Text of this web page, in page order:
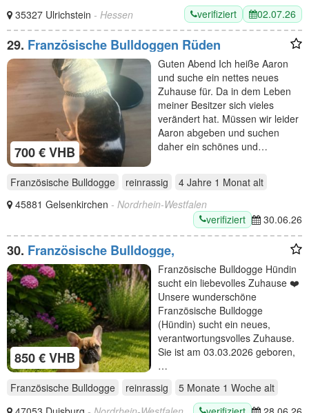
35327 Ulrichstein - Hessen verifiziert 02.07.26
29. Französische Bulldoggen Rüden
700 € VHB
Guten Abend Ich heiße Aaron
und suche ein nettes neues
Zuhause für. Da in dem Leben
meiner Besitzer sich vieles
verändert hat. Müssen wir leider
Aaron abgeben und suchen
daher ein schönes und…
Französische Bulldogge reinrassig 4 Jahre 1 Monat alt
45881 Gelsenkirchen - Nordrhein-Westfalen
verifiziert
30.06.26
30. Französische Bulldogge,
850 € VHB
Französische Bulldogge Hündin
sucht ein liebevolles Zuhause ❤️
Unsere wunderschöne
Französische Bulldogge
(Hündin) sucht ein neues,
verantwortungsvolles Zuhause.
Sie ist am 03.03.2026 geboren,
…
Französische Bulldogge
reinrassig 5 Monate 1 Woche alt